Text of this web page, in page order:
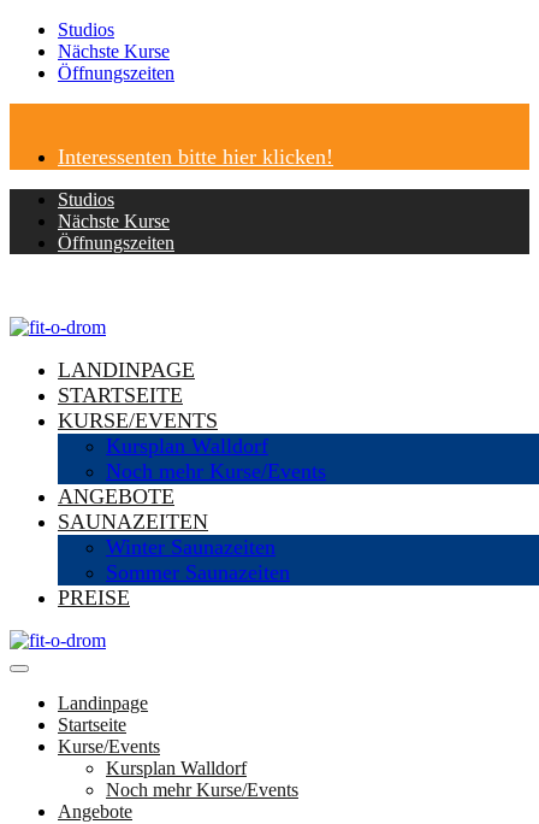
Studios
Nächste Kurse
Öffnungszeiten
Interessenten bitte hier klicken!
Studios
Nächste Kurse
Öffnungszeiten
LANDINPAGE
STARTSEITE
KURSE/EVENTS
Kursplan Walldorf
Noch mehr Kurse/Events
ANGEBOTE
SAUNAZEITEN
Winter Saunazeiten
Sommer Saunazeiten
PREISE
Landinpage
Startseite
Kurse/Events
Kursplan Walldorf
Noch mehr Kurse/Events
Angebote